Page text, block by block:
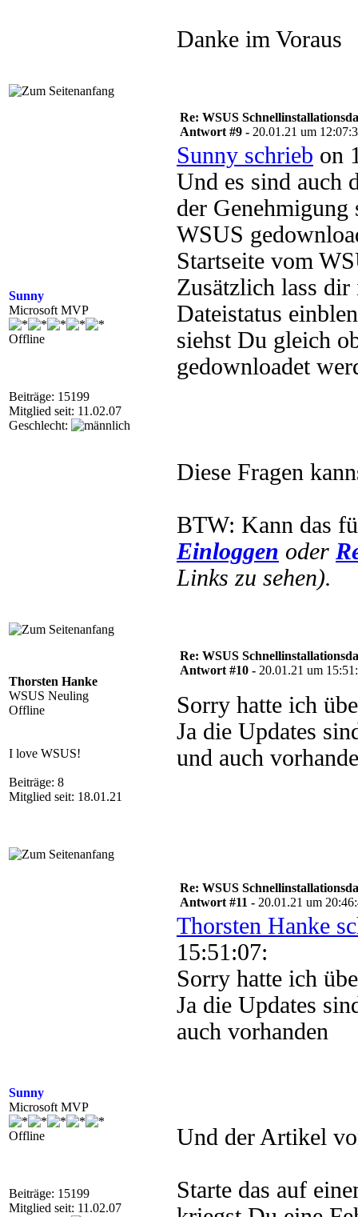
Danke im Voraus
Sunny
Microsoft MVP
Offline
Beiträge: 15199
Mitglied seit: 11.02.07
Geschlecht:
Re: WSUS
Antwort #9 - 20.01.21 um
Sunny schrieb on
Und es sind auch
der
WSUS
Startseite vom
Zusätzlich lass dir
Dateistatus
siehst Du gleich
gedownloadet
Diese Fragen
BTW: Kann das
Einloggen oder
Links zu sehen).
Thorsten Hanke
WSUS Neuling
Offline
I love WSUS!
Beiträge: 8
Mitglied seit: 18.01.21
Re: WSUS
Antwort #10 - 20.01.21 um
Sorry hatte ich
Ja die Updates
und auch
Sunny
Microsoft MVP
Offline
Beiträge: 15199
Mitglied seit: 11.02.07
Re: WSUS
Antwort #11 - 20.01.21 um
Thorsten Hanke
15:51:07:
Sorry hatte ich
Ja die Updates
auch vorhanden
Und der Artikel
Starte das auf